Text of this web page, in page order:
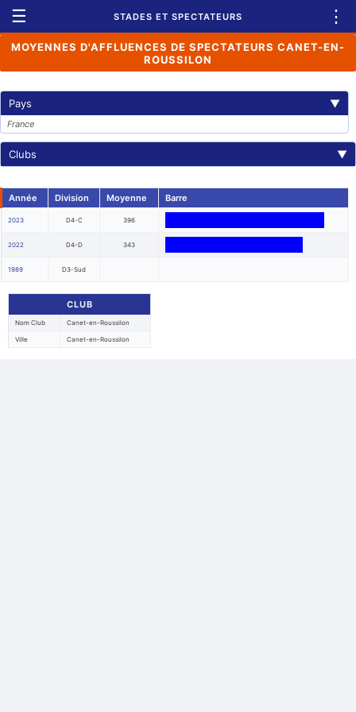
☰ STADES ET SPECTATEURS ⋮
MOYENNES D'AFFLUENCES DE SPECTATEURS CANET-EN-
ROUSSILON
Pays ▼
France
Clubs ▼
Année Division Moyenne Barre
2023 D4-C 396
2022 D4-D 343
1989 D3-Sud
CLUB
Nom Club Canet-en-Roussilon
Ville Canet-en-Roussilon